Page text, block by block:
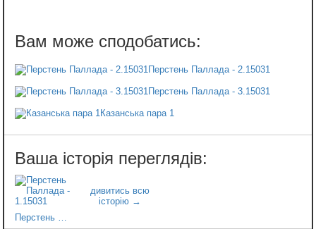
Перстень Паллада - 2.15031
Перстень Паллада - 3.15031
Казанська пара 1